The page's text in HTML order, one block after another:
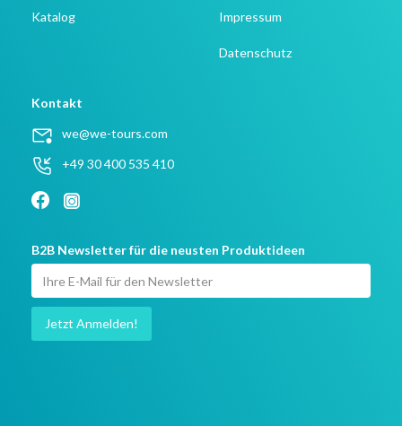
Katalog Impressum
Datenschutz
Kontakt
we@we-tours.com
+49 30 400 535 410
B2B Newsletter für die neusten Produktideen